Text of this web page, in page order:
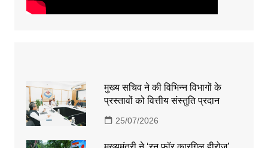
मुख्य सचिव ने की विभिन्न विभागों के
प्रस्तावों को वित्तीय संस्तुति प्रदान
25/07/2026